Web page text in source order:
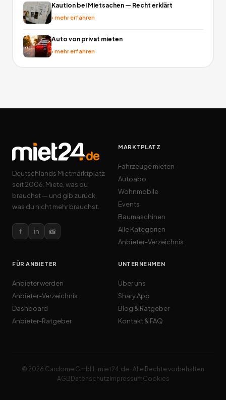
Kaution bei Mietsachen — Recht erklärt
›mehr erfahren
Auto von privat mieten
›mehr erfahren
Deutschlands Mietmarktplatz
seit 2006. Miete, was du
brauchst — und gib zurück,
was du nicht mehr brauchst.
f in 📸
MARKTPLATZ
Fahrzeuge mieten
Autoabo
Wohnmobile
Events
Baumaschinen
Alle Kategorien
Anbieter-Verzeichnis
FÜR ANBIETER
Anbieter werden
Anbieter-Verzeichnis
Dashboard
Anbieter-Ratgeber
UNTERNEHMEN
Über uns
Shary App
Blog & Ratgeber
Kontakt & FAQ
© 2026 Cardome GmbH · miet24.de · Alle Rechte vorbehalten
AGB Datenschutz ImpressumCookies